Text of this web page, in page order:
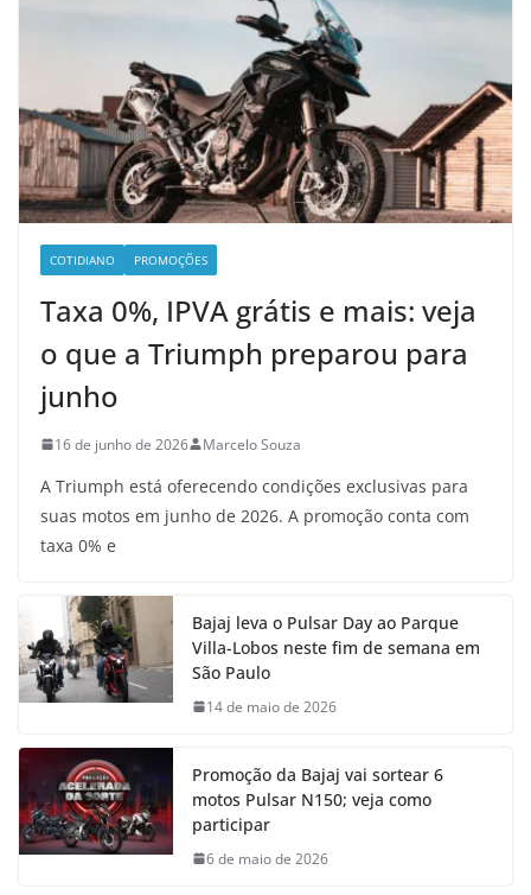
COTIDIANO PROMOÇÕES
Taxa 0%, IPVA grátis e mais: veja
o que a Triumph preparou para
junho
16 de junho de 2026 Marcelo Souza
A Triumph está oferecendo condições exclusivas para
suas motos em junho de 2026. A promoção conta com
taxa 0% e
Bajaj leva o Pulsar Day ao Parque
Villa-Lobos neste fim de semana em
São Paulo
14 de maio de 2026
Promoção da Bajaj vai sortear 6
motos Pulsar N150; veja como
participar
6 de maio de 2026